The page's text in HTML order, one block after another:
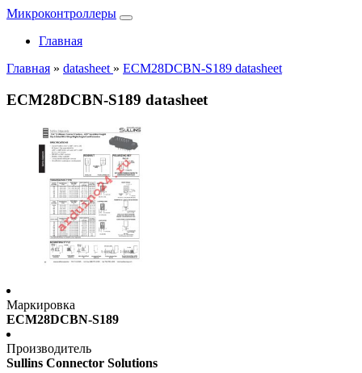
Микроконтроллеры
Главная
Главная » datasheet » ECM28DCBN-S189 datasheet
ECM28DCBN-S189 datasheet
Маркировка
ECM28DCBN-S189
Производитель
Sullins Connector Solutions